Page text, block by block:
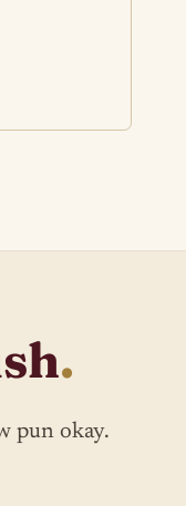
.
pun okay.